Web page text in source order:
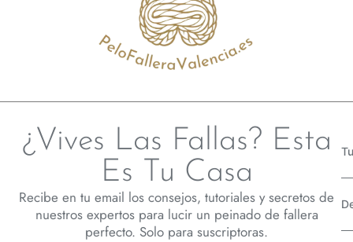
¿Vives Las Fallas? Esta
Es Tu Casa
Recibe en tu email los consejos, tutoriales y secretos de
nuestros expertos para lucir un peinado de fallera
perfecto. Solo para suscriptoras.